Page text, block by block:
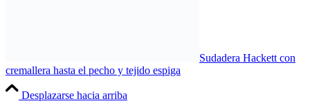
Sudadera Hackett con
cremallera hasta el pecho y tejido espiga
Desplazarse hacia arriba